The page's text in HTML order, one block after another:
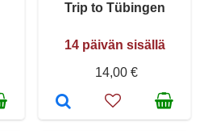
Trip to Tübingen
14 päivän sisällä
14,00 €